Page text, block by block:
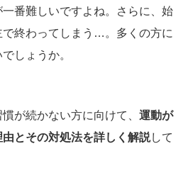
番難しいですよね。さらに、始
終わってしまう…。多くの方に
しょうか。
が続かない方に向けて、 運動が
とその対処法を詳しく解説して